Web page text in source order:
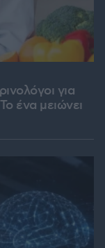
για
ένα μειώνει